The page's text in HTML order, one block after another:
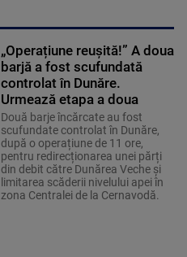
„Operațiune reușită!” A doua
barjă a fost scufundată
controlat în Dunăre.
Urmează etapa a doua
Două barje încărcate au fost
scufundate controlat în Dunăre,
după o operațiune de 11 ore,
pentru redirecționarea unei părți
din debit către Dunărea Veche și
limitarea scăderii nivelului apei în
zona Centralei de la Cernavodă.